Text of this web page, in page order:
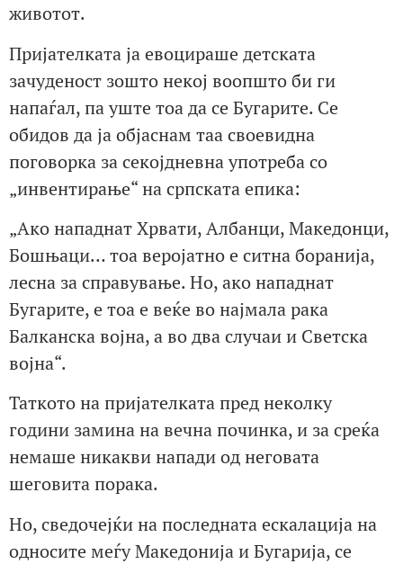
животот.
Пријателката ја евоцираше детската
зачуденост зошто некој воопшто би ги
напаѓал, па уште тоа да се Бугарите. Се
обидов да ја објаснам таа своевидна
поговорка за секојдневна употреба со
„инвентирање“ на српската епика:
„Ако нападнат Хрвати, Албанци, Македонци,
Бошњаци… тоа веројатно е ситна боранија,
лесна за справување. Но, ако нападнат
Бугарите, е тоа е веќе во најмала рака
Балканска војна, а во два случаи и Светска
војна“.
Таткото на пријателката пред неколку
години замина на вечна починка, и за среќа
немаше никакви напади од неговата
шеговита порака.
Но, сведочејќи на последната ескалација на
односите меѓу Македонија и Бугарија, се